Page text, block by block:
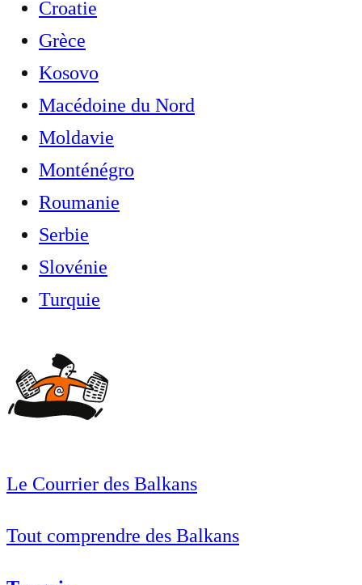
Croatie
Grèce
Kosovo
Macédoine du Nord
Moldavie
Monténégro
Roumanie
Serbie
Slovénie
Turquie
Le Courrier des Balkans
Tout comprendre des Balkans